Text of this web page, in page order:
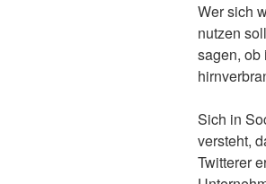
Wer sich
nutzen
sagen, ob
Sich in
versteht,
Twitterer